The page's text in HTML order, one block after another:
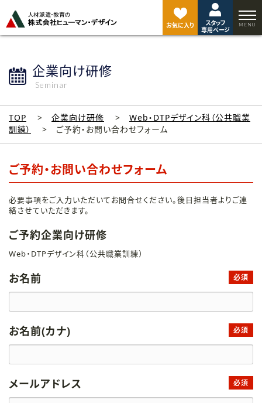
お気に入り
スタッフ
専用ページ
企業向け研修
Seminar
TOP 企業向け研修
Web・DTPデザイン科（公共職業
訓練）
ご予約・お問い合わせフォーム
ご予約・お問い合わせフォーム
必要事項をご入力いただいてお問合せください。後日担当者よりご連
絡させていただきます。
ご予約企業向け研修
Web・DTPデザイン科（公共職業訓練）
お名前 必須
お名前(カナ) 必須
メールアドレス 必須
ジ
ト